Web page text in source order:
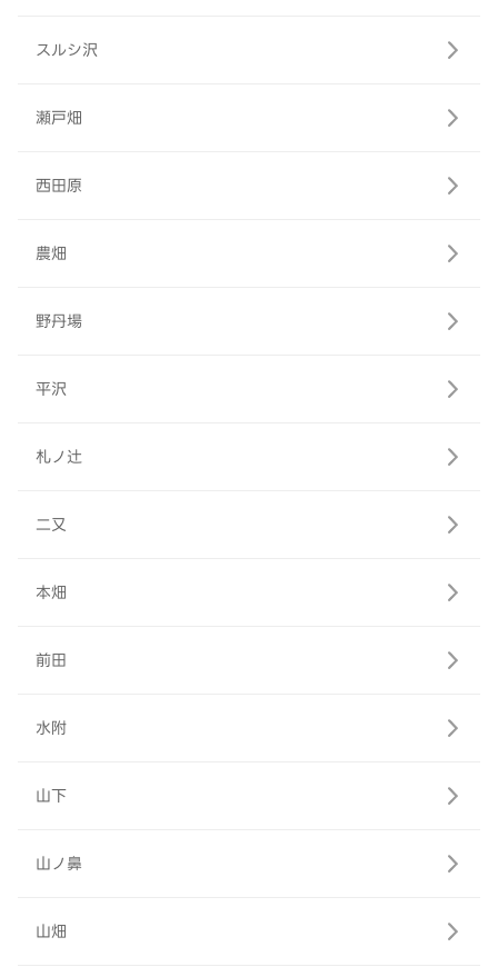
スルシ沢
瀬戸畑
西田原
農畑
野丹場
平沢
札ノ辻
二又
本畑
前田
水附
山下
山ノ鼻
山畑